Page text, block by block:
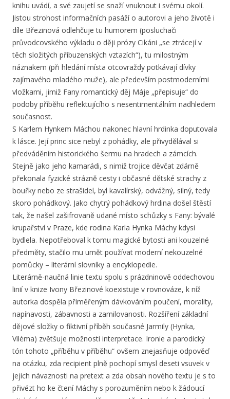
knihu uvádí, a své zaujetí se snaží vnuknout i svému okolí.
Jistou strohost informačních pasáží o autorovi a jeho životě i
díle Březinová odlehčuje tu humorem (posluchači
průvodcovského výkladu o ději prózy Cikáni „se ztrácejí v
těch složitých příbuzenských vztazích“), tu milostným
náznakem (při hledání místa otcovraždy potkávají dívky
zajímavého mladého muže), ale především postmoderními
vložkami, jimiž Fany romantický děj Máje „přepisuje“ do
podoby příběhu reflektujícího s nesentimentálním nadhledem
současnost.
S Karlem Hynkem Máchou nakonec hlavní hrdinka doputovala
k lásce. Její princ sice nebyl z pohádky, ale přivydělával si
předváděním historického šermu na hradech a zámcích.
Stejně jako jeho kamarádi, s nimiž trojice děvčat zdárně
překonala fyzické strázně cesty i občasné dětské strachy z
bouřky nebo ze strašidel, byl kavalírský, odvážný, silný, tedy
skoro pohádkový. Jako chytrý pohádkový hrdina došel štěstí
tak, že našel zašifrovaně udané místo schůzky s Fany: bývalé
krupařství v Praze, kde rodina Karla Hynka Máchy kdysi
bydlela. Nepotřeboval k tomu magické bytosti ani kouzelné
předměty, stačilo mu umět používat moderní nekouzelné
pomůcky – literární slovníky a encyklopedie.
Literárně-naučná linie textu spolu s prázdninově oddechovou
linií v knize Ivony Březinové koexistuje v rovnováze, k níž
autorka dospěla přiměřeným dávkováním poučení, morality,
napínavosti, zábavnosti a zamilovanosti. Rozšíření základní
dějové složky o fiktivní příběh současné Jarmily (Hynka,
Viléma) zvětšuje možnosti interpretace. Ironie a parodický
tón tohoto „příběhu v příběhu“ ovšem znejasňuje odpověď
na otázku, zda recipient plně pochopí smysl deseti vsuvek v
jejich návaznosti na pretext a zda obsah nového textu je s to
přivézt ho ke čtení Máchy s porozuměním nebo k žádoucí